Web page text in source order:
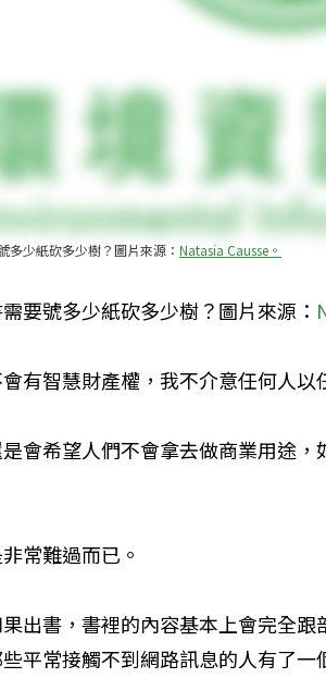
多少紙砍多少樹？圖片來源： Natasia Causse 。
要號多少紙砍多少樹？圖片來源：
有智慧財產權，我不介意任何人以
會希望人們不會拿去做商業用途
常難過而已。
出書，書裡的內容基本上會完全
平常接觸不到網路訊息的人有了